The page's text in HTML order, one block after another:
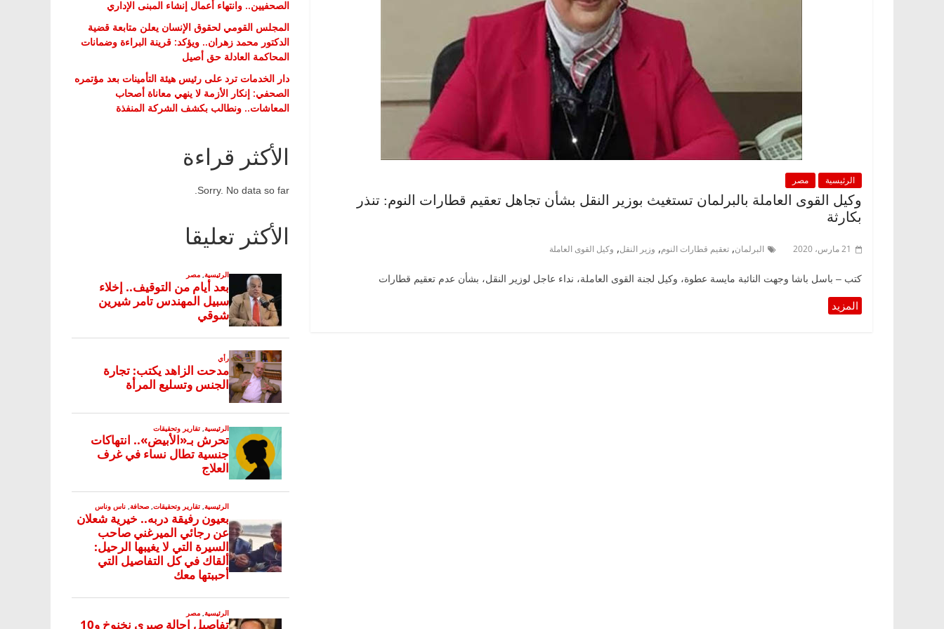
الرئيسية مصر
وكيل القوى العاملة بالبرلمان تستغيث بوزير النقل بشأن تجاهل تعقيم قطارات النوم: تنذر
بكارثة
21 مارس، 2020 البرلمان, تعقيم قطارات النوم, وزير النقل, وكيل القوى العاملة
كتب – باسل باشا وجهت النائبة مايسة عطوة، وكيل لجنة القوى العاملة، نداء عاجل لوزير النقل، بشأن عدم تعقيم قطارات
الصحفيين.. وانتهاء أعمال إنشاء المبنى الإداري
المجلس القومي لحقوق الإنسان يعلن متابعة قضية
الدكتور محمد زهران.. ويؤكد: قرينة البراءة وضمانات
المحاكمة العادلة حق أصيل
دار الخدمات ترد على رئيس هيئة التأمينات بعد مؤتمره
الصحفي: إنكار الأزمة لا ينهي معاناة أصحاب
المعاشات.. ونطالب بكشف الشركة المنفذة
الأكثر قراءة
Sorry. No data so far.
الأكثر تعليقا